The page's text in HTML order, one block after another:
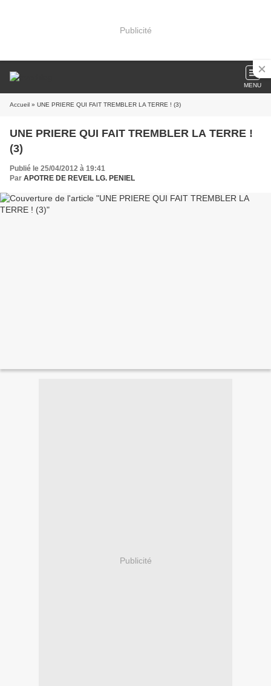
Publicité
MENU
Accueil » UNE PRIERE QUI FAIT TREMBLER LA TERRE ! (3)
UNE PRIERE QUI FAIT TREMBLER LA TERRE !
(3)
Publié le 25/04/2012 à 19:41
Par APOTRE DE REVEIL LG. PENIEL
Publicité